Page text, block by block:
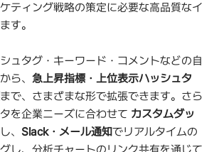
ティング戦略の策定に必要な高品質なイ
す。
ュタグ・キーワード・コメントなどの自
ら、 急上昇指標・上位表示ハッシュタ
まで、さまざまな形で拡張できます。さら
を企業ニーズに合わせて カスタムダッ
、 Slack・メール通知でリアルタイムの